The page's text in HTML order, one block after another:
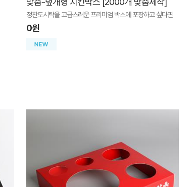
정찬도시락을 고급스러운 프리미엄 박스에 포장하고 싶다면
0원